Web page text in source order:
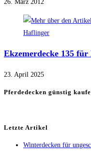
26. März 2012
Ekzemerdecke 135
23. April 2025
Pferdedecken günstig
Letzte Artikel
Winterdecken für